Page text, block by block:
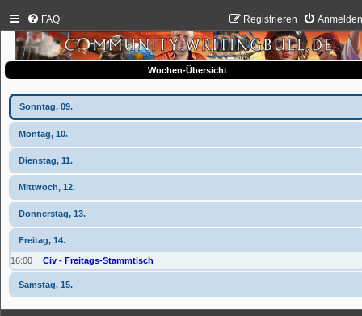
FAQ Registrieren
Wochen-Übersicht
Sonntag, 09.
Montag, 10.
Dienstag, 11.
Mittwoch, 12.
Donnerstag, 13.
Freitag, 14.
16:00 Civ - Freitags-Stammtisch
Samstag, 15.